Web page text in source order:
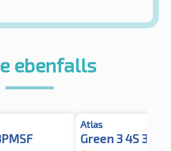
ebenfalls
Atlas
Green 3 4S